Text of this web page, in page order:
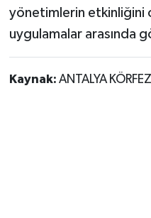
yönetimlerin etkinliğini
uygulamalar arasında
Kaynak: ANTALYA